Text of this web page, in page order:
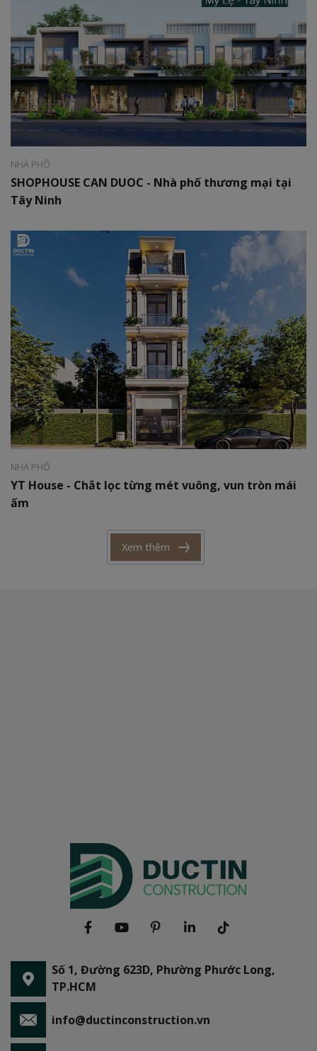
Phong cách: Hiện đại
Diện tích:180m2
NHÀ PHỐ
SHOPHOUSE CAN DUOC - Nhà phố thương mại tại
Tây Ninh
Phong cách:Hiện đại
Diện tích:180m2
NHÀ PHỐ
YT House - Chắt lọc từng mét vuông, vun tròn mái
ấm
Xem thêm
Số 1, Đường 623D, Phường Phước Long,
TP.HCM
info@ductinconstruction.vn